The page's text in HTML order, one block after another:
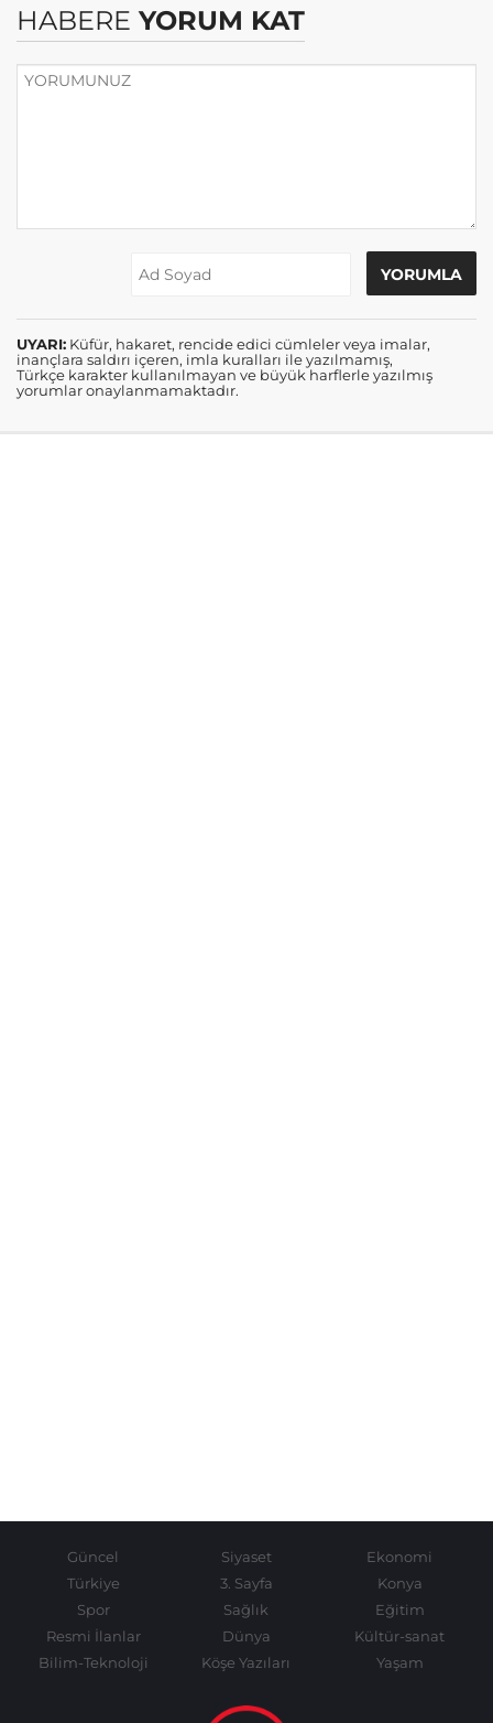
HABERE YORUM KAT
UYARI: Küfür, hakaret, rencide edici cümleler veya imalar,
inançlara saldırı içeren, imla kuralları ile yazılmamış,
Türkçe karakter kullanılmayan ve büyük harflerle yazılmış
yorumlar onaylanmamaktadır.
Güncel Siyaset
Ekonomi
Türkiye
3. Sayfa
Konya
Spor
Sağlık
Eğitim
Resmi İlanlar
Dünya
Kültür-sanat
Bilim-Teknoloji
Köşe Yazıları Yaşam